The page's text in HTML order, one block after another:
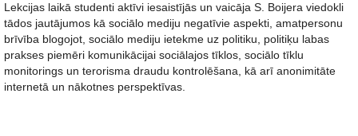
Lekcijas laikā studenti aktīvi iesaistījās un vaicāja S. Boijera viedokli
tādos jautājumos kā sociālo mediju negatīvie aspekti, amatpersonu
brīvība blogojot, sociālo mediju ietekme uz politiku, politiķu labas
prakses piemēri komunikācijai sociālajos tīklos, sociālo tīklu
monitorings un terorisma draudu kontrolēšana, kā arī anonimitāte
internetā un nākotnes perspektīvas.